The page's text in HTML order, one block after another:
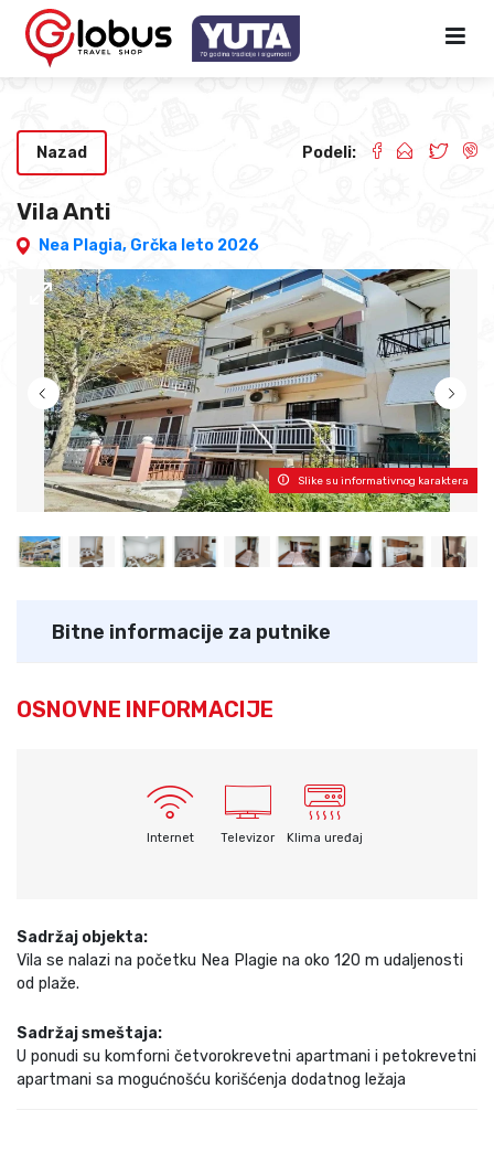
Vila Anti
Nea Plagia, Grčka leto 2026
Nazad Podeli:
Slike su informativnog karaktera
Bitne informacije za putnike
OSNOVNE INFORMACIJE
Internet Televizor Klima uređaj
Sadržaj objekta:
Vila se nalazi na početku Nea Plagie na oko 120 m udaljenosti
od plaže.
Sadržaj smeštaja:
U ponudi su komforni četvorokrevetni apartmani i petokrevetni
apartmani sa mogućnošću korišćenja dodatnog ležaja